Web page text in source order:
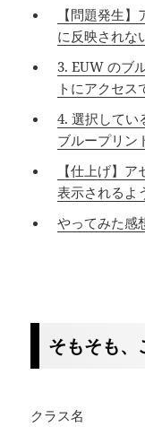
【問題発生
に反映されな
3. EUW のブ
トにアクセス
4. 選択してい
ブループリン
【仕上げ】
表示されるよ
やってみた感
そもそも、
クラス名